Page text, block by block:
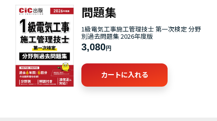
問題集
1級電気工事施工管理技士 第一次検定 分野
別過去問題集 2026年度版
3,080円
カートに入れる